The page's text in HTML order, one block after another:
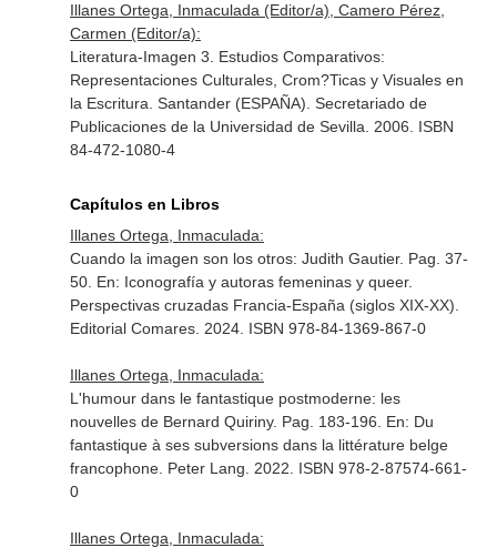
Illanes Ortega, Inmaculada (Editor/a), Camero Pérez,
Carmen (Editor/a):
Literatura-Imagen 3. Estudios Comparativos:
Representaciones Culturales, Crom?Ticas y Visuales en
la Escritura. Santander (ESPAÑA). Secretariado de
Publicaciones de la Universidad de Sevilla. 2006. ISBN
84-472-1080-4
Capítulos en Libros
Illanes Ortega, Inmaculada:
Cuando la imagen son los otros: Judith Gautier. Pag. 37-
50. En: Iconografía y autoras femeninas y queer.
Perspectivas cruzadas Francia-España (siglos XIX-XX)
Editorial Comares. 2024. ISBN 978-84-1369-867-0
Illanes Ortega, Inmaculada:
L'humour dans le fantastique postmoderne: les
nouvelles de Bernard Quiriny. Pag. 183-196. En: Du
fantastique à ses subversions dans la littérature belge
francophone. Peter Lang. 2022. ISBN 978-2-87574-661-
0
Illanes Ortega, Inmaculada: